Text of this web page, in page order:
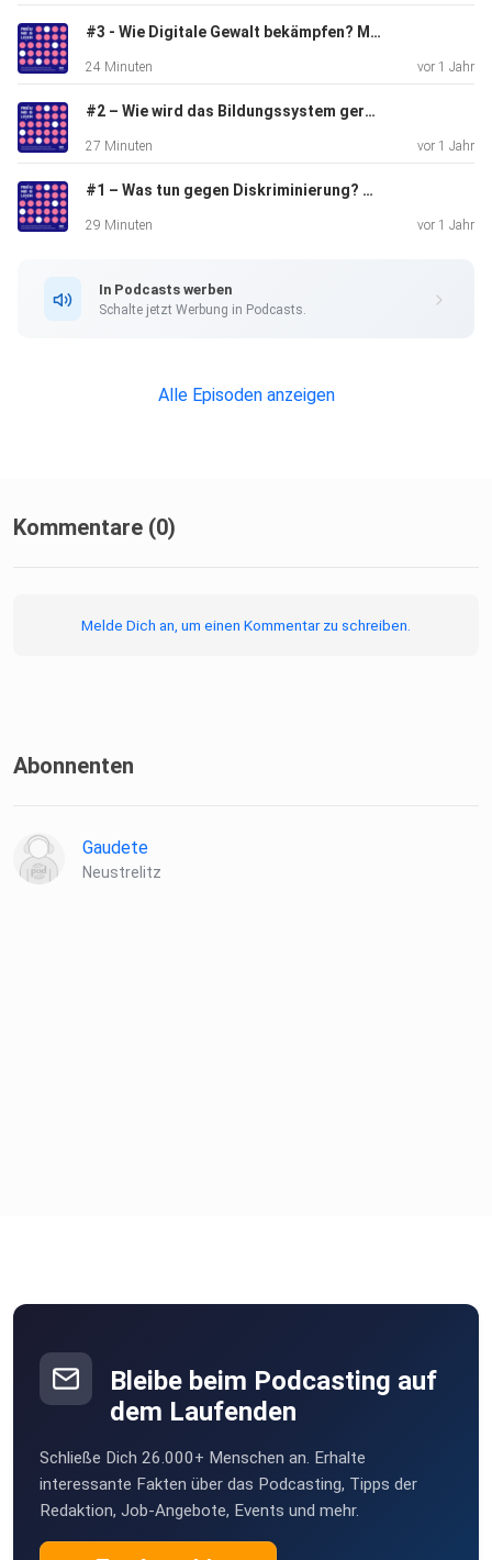
#3 - Wie Digitale Gewalt bekämpfen? Mit Netzaktivistin und Redakteurin Chris Köver
24 Minuten vor 1 Jahr
#2 – Wie wird das Bildungssystem gerechter? Mit Lehrer und Bildungsinfluencer Bob Blume
27 Minuten vor 1 Jahr
#1 – Was tun gegen Diskriminierung? Mit Florence Brokowski-Shekete
29 Minuten vor 1 Jahr
In Podcasts werben
Schalte jetzt Werbung in Podcasts.
Alle Episoden anzeigen
Kommentare (0)
Melde Dich an, um einen Kommentar zu schreiben.
Abonnenten
Gaudete
Neustrelitz
Bleibe beim Podcasting auf
dem Laufenden
Schließe Dich 26.000+ Menschen an. Erhalte
interessante Fakten über das Podcasting, Tipps der
Redaktion, Job-Angebote, Events und mehr.